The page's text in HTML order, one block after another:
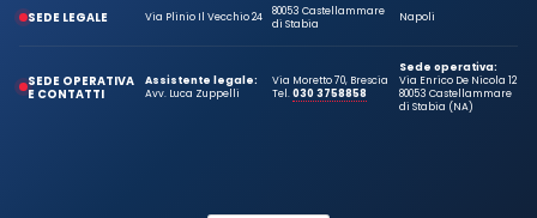
SEDE LEGALE Via Plinio Il Vecchio 24
80053 Castellammare
di Stabia
Napoli
SEDE OPERATIVA
E CONTATTI
Assistente legale:
Avv. Luca Zuppelli
Via Moretto 70, Brescia
Tel.030 3758858
Sede operativa:
Via Enrico De Nicola 12
80053 Castellammare
di Stabia (NA)